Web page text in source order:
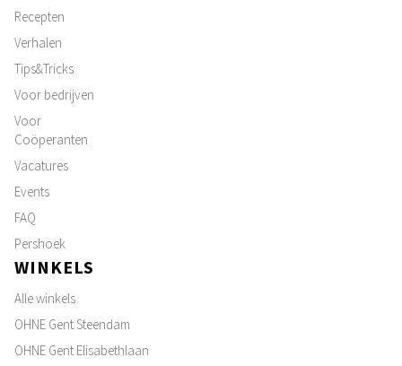
Recepten
Verhalen
Tips&Tricks
Voor bedrijven
Voor
Coöperanten
Vacatures
Events
FAQ
Pershoek
WINKELS
Alle winkels
OHNE Gent Steendam
OHNE Gent Elisabethlaan